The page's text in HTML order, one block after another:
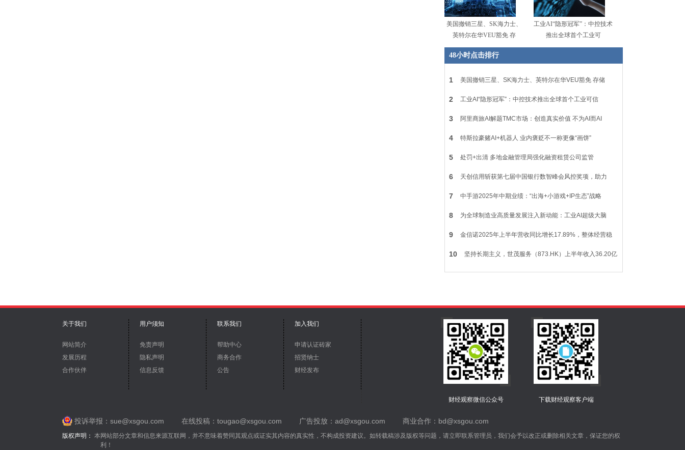
关于我们
网站简介
发展历程
合作伙伴
用户须知
免责声明
隐私声明
信息反馈
联系我们
帮助中心
商务合作
公告
加入我们
申请认证砖家
招贤纳士
财经发布
财经观察微信公众号 下载财经观察客户端
投诉举报：sue@xsgou.com 在线投稿：tougao@xsgou.com 广告投放：ad@xsgou.com 商业合作：bd@xsgou.com
版权声明： 本网站部分文章和信息来源互联网，并不意味着赞同其观点或证实其内容的真实性，不构成投资建议。如转载稿涉及版权等问题，请立即联系管理员，我们会予以改正或删除相关文章，保证您的权
利！